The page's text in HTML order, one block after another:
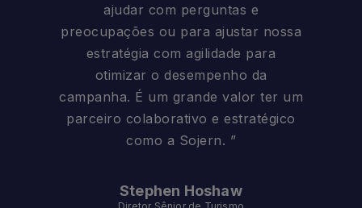
ajudar com perguntas e
preocupações ou para ajustar nossa
estratégia com agilidade para
otimizar o desempenho da
campanha. É um grande valor ter um
parceiro colaborativo e estratégico
como a Sojern. ”
Stephen Hoshaw